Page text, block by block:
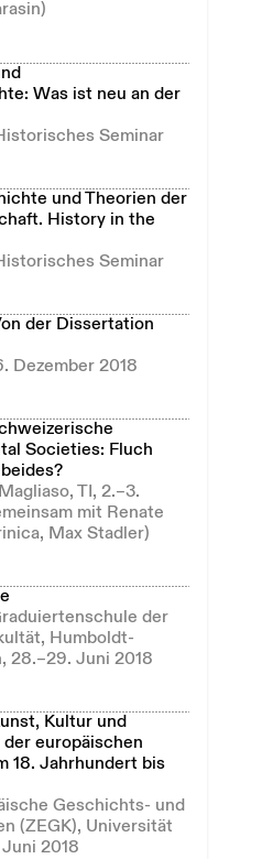
Was ist neu an der
Seminar
und Theorien der
History in the
Seminar
der Dissertation
Dezember 2018
Societies: Fluch
TI, 2.–3.
mit Renate
Max Stadler)
der
Humboldt-
28.–29. Juni 2018
Kultur und
europäischen
18. Jahrhundert bis
Geschichts- und
(ZEGK), Universität
2018